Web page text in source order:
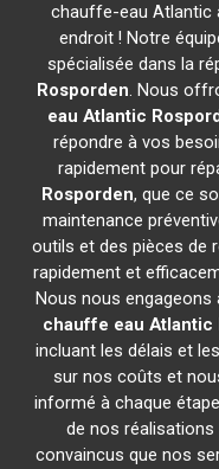
chauffe-eau Atlantic
endroit ! Notre
spécialisée dans la
Rosporden. Nous
eau Atlantic
répondre à vos
rapidement pour
Rosporden, que ce
maintenance
outils et des pièces de
rapidement et
Nous nous engageons
chauffe eau Atlantic
incluant les délais et
sur nos coûts et
informé à chaque
de nos réalisations
convaincus que nos